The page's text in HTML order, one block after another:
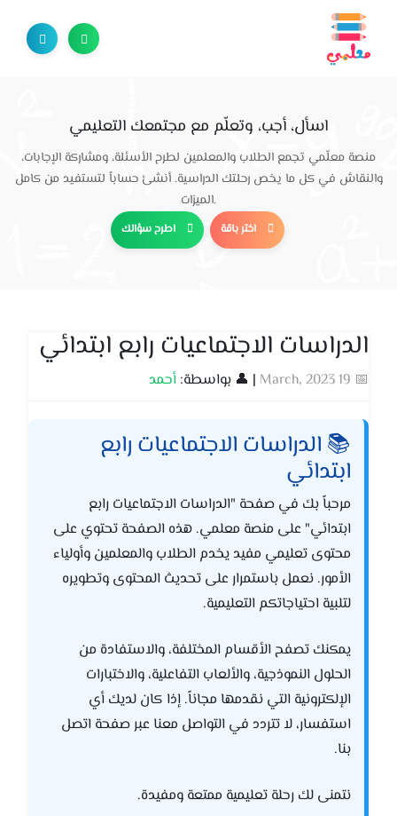
اسأل، أجب، وتعلّم مع مجتمعك التعليمي
منصة معلّمي تجمع الطلاب والمعلمين لطرح الأسئلة، ومشاركة الإجابات،
والنقاش في كل ما يخص رحلتك الدراسية. أنشئ حساباً لتستفيد من كامل
الميزات.
اطرح سؤالك اختر باقة
الدراسات الاجتماعيات رابع ابتدائي
📅 19 March, 2023 | 👤 بواسطة: أحمد
📚 الدراسات الاجتماعيات رابع
ابتدائي
مرحباً بك في صفحة "الدراسات الاجتماعيات رابع
ابتدائي" على منصة معلمي. هذه الصفحة تحتوي على
محتوى تعليمي مفيد يخدم الطلاب والمعلمين وأولياء
الأمور. نعمل باستمرار على تحديث المحتوى وتطويره
لتلبية احتياجاتكم التعليمية.
يمكنك تصفح الأقسام المختلفة، والاستفادة من
الحلول النموذجية، والألعاب التفاعلية، والاختبارات
الإلكترونية التي نقدمها مجاناً. إذا كان لديك أي
استفسار، لا تتردد في التواصل معنا عبر صفحة اتصل
بنا.
نتمنى لك رحلة تعليمية ممتعة ومفيدة.